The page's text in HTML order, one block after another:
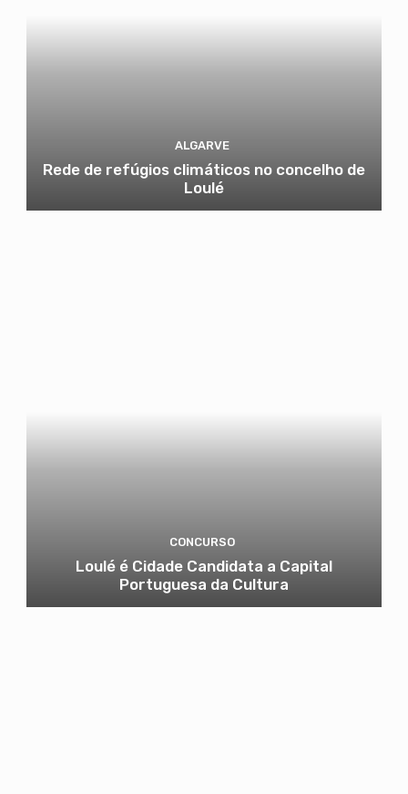
ALGARVE
Rede de refúgios climáticos no concelho de
Loulé
CONCURSO
Loulé é Cidade Candidata a Capital
Portuguesa da Cultura